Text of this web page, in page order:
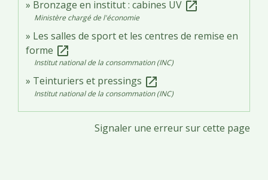
Bronzage en institut : cabines UV open_in_new
Ministère chargé de l'économie
Les salles de sport et les centres de remise en
forme open_in_new
Institut national de la consommation (INC)
Teinturiers et pressings open_in_new
Institut national de la consommation (INC)
Signaler une erreur sur cette page